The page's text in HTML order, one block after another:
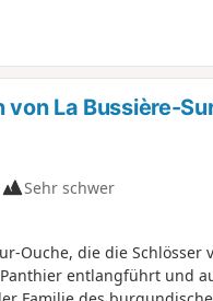
La Bussière-
Sehr schwer
Ouche, die die Schlösser
entlangführt und